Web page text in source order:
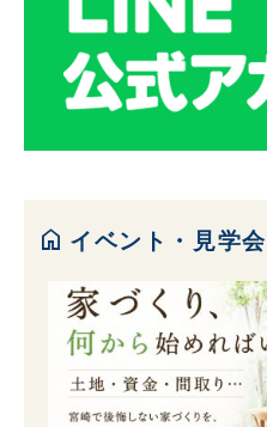
home イベント・見学会